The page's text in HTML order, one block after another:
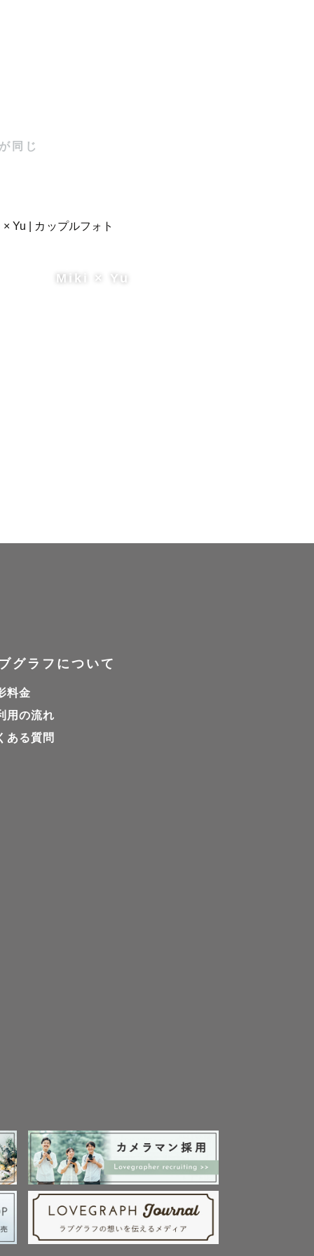
同じ
Miki × Yu
グラフについて
料金
用の流れ
ある質問